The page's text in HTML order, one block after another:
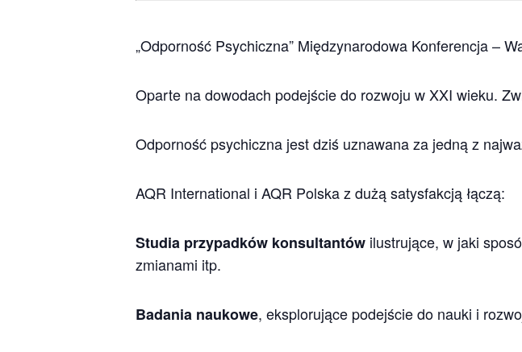
„Odporność Psychiczna” Międzynarodowa Konferencja –
Oparte na dowodach podejście do rozwoju w XXI wieku.
Odporność psychiczna jest dziś uznawana za jedną z
AQR International i AQR Polska z dużą satysfakcją łączą:
Studia przypadków konsultantów ilustrujące, w jaki
zmianami itp.
Badania naukowe, eksplorujące podejście do nauki i